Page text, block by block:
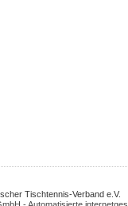
Tischtennis-Verband e.V.